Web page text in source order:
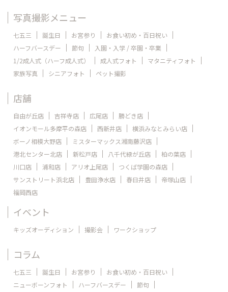
写真撮影メニュー
七五三 誕生日 お宮参り
お食い初め・百日祝い
ハーフバースデー
節句
入園・入学 / 卒園・卒業
1/2成人式（ハーフ成人式）
成人式フォト
マタニティフォト
家族写真
シニアフォト ペット撮影
店舗
自由が丘店 吉祥寺店 広尾店
勝どき店
イオンモール多摩平の森店
西新井店
横浜みなとみらい店
ボーノ相模大野店
ミスターマックス湘南藤沢店
港北センター北店
新松戸店 八千代緑が丘店
柏の葉店
川口店
浦和店 アリオ上尾店
つくば学園の森店
サンストリート浜北店
豊田浄水店 春日井店
帝塚山店
福岡西店
イベント
キッズオーディション 撮影会 ワークショップ
コラム
七五三 誕生日 お宮参り
お食い初め・百日祝い
ニューボーンフォト
ハーフバースデー
節句